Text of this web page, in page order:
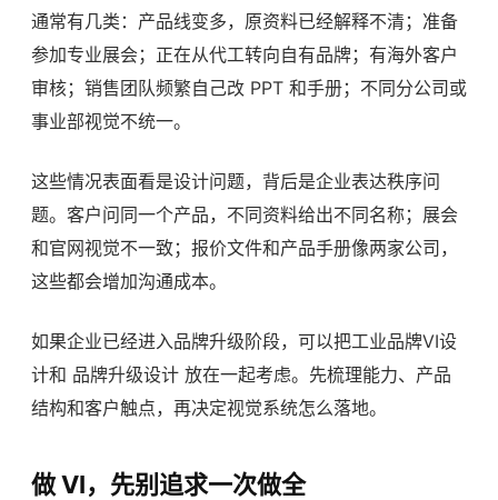
通常有几类：产品线变多，原资料已经解释不清；准备
参加专业展会；正在从代工转向自有品牌；有海外客户
审核；销售团队频繁自己改 PPT 和手册；不同分公司或
事业部视觉不统一。
这些情况表面看是设计问题，背后是企业表达秩序问
题。客户问同一个产品，不同资料给出不同名称；展会
和官网视觉不一致；报价文件和产品手册像两家公司，
这些都会增加沟通成本。
如果企业已经进入品牌升级阶段，可以把工业品牌VI设
计和 品牌升级设计 放在一起考虑。先梳理能力、产品
结构和客户触点，再决定视觉系统怎么落地。
做 VI，先别追求一次做全